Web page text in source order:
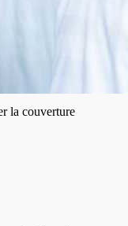
la couverture